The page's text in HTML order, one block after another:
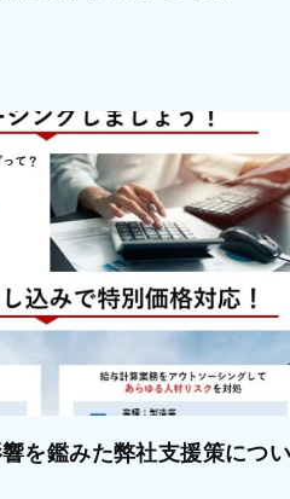
を鑑みた弊社支援策につ